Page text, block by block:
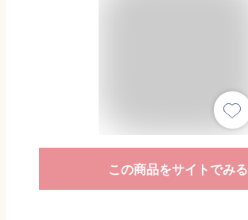
この商品をサイトでみる